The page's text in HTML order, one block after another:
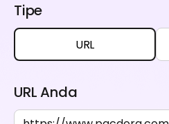
Tipe
URL
URL Anda